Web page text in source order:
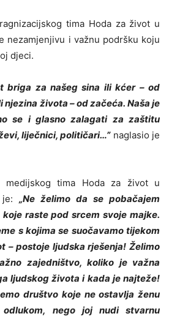
tima Hoda za život u
nezamjenjivu i važnu podršku koju
djeci.
briga za našeg sina ili kćer – od
života – od začeća. Naša je
se i glasno zalagati za zaštitu
liječnici, političari…”naglasio je
medijskog tima Hoda za život u
je: „Ne želimo da se pobačajem
raste pod srcem svoje majke.
s kojima se suočavamo tijekom
– postoje ljudska rješenja! Želimo
zajedništvo, koliko je važna
ljudskog života i kada je najteže!
društvo koje ne ostavlja ženu
nego joj nudi stvarnu